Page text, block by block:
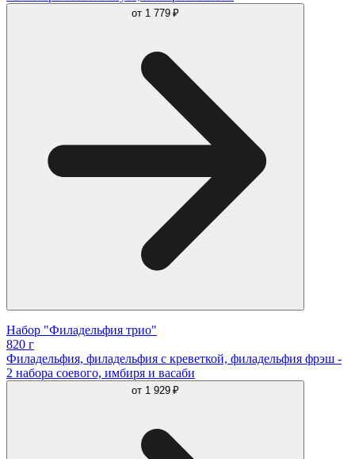
от 1 779 ₽
Набор "Филадельфия трио"
820 г
Филадельфия, филадельфия с креветкой, филадельфия фрэш -
2 набора соевого, имбиря и васаби
от 1 929 ₽